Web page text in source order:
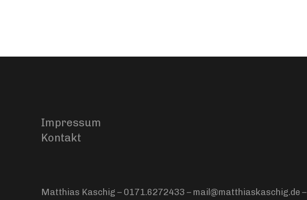
Impressum
Kontakt
Matthias Kaschig – 0171.6272433 – mail@matthiaskaschig.de –